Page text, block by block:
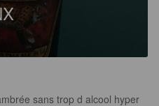
sans trop d alcool hyper